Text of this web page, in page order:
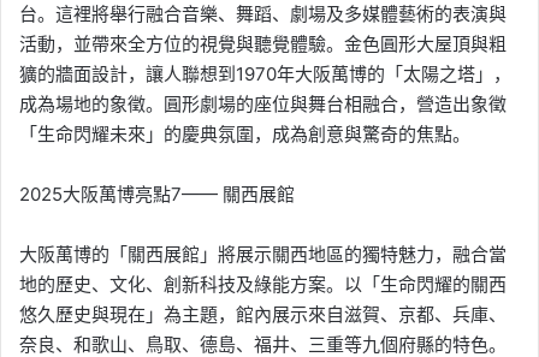
台。這裡將舉行融合音樂、舞蹈、劇場及多媒體藝術的表演與
活動，並帶來全方位的視覺與聽覺體驗。金色圓形大屋頂與粗
獷的牆面設計，讓人聯想到1970年大阪萬博的「太陽之塔」，
成為場地的象徵。圓形劇場的座位與舞台相融合，營造出象徵
「生命閃耀未來」的慶典氛圍，成為創意與驚奇的焦點。
2025大阪萬博亮點7—— 關西展館
大阪萬博的「關西展館」將展示關西地區的獨特魅力，融合當
地的歷史、文化、創新科技及綠能方案。以「生命閃耀的關西
悠久歷史與現在」為主題，館內展示來自滋賀、京都、兵庫、
奈良、和歌山、鳥取、德島、福井、三重等九個府縣的特色。